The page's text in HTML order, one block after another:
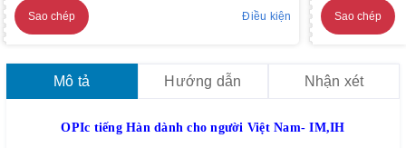
Sao chép Điều kiện Sao chép
Mô tả Hướng dẫn Nhận xét
OPIc tiếng Hàn dành cho người Việt Nam- IM,IH